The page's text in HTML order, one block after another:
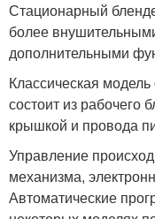
Стационарный
более
дополнительными
Классическая
состоит из рабочего
крышкой и провода
Управление
механизма,
Автоматические